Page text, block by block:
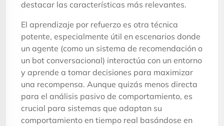
destacar las características más relevantes.
El aprendizaje por refuerzo es otra técnica
potente, especialmente útil en escenarios donde
un agente (como un sistema de recomendación o
un bot conversacional) interactúa con un entorno
y aprende a tomar decisiones para maximizar
una recompensa. Aunque quizás menos directa
para el análisis pasivo de comportamiento, es
crucial para sistemas que adaptan su
comportamiento en tiempo real basándose en